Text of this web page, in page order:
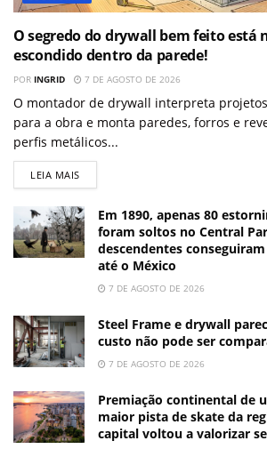
O segredo do drywall bem feito está
escondido dentro da parede!
POR INGRID 7 DE AGOSTO DE 2026
O montador de drywall interpreta
para a obra e monta paredes, forros e
perfis metálicos...
LEIA MAIS
Em 1890, apenas 80
foram soltos no Central
descendentes
até o México
7 DE AGOSTO DE 2026
Steel Frame e drywall
custo não pode ser
7 DE AGOSTO DE 2026
Premiação continental de
maior pista de skate da
capital voltou a valorizar